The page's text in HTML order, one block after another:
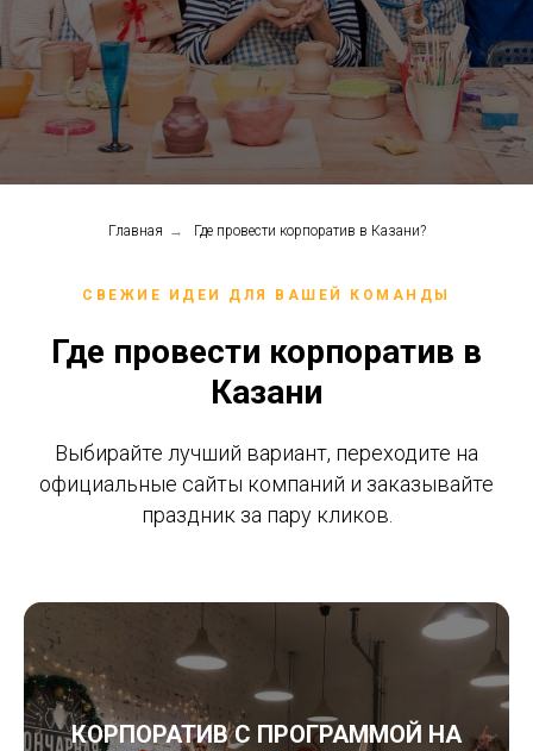
Главная → Где провести корпоратив в Казани?
СВЕЖИЕ ИДЕИ ДЛЯ ВАШЕЙ КОМАНДЫ
Где провести корпоратив в
Казани
Выбирайте лучший вариант, переходите на
официальные сайты компаний и заказывайте
праздник за пару кликов.
КОРПОРАТИВ С ПРОГРАММОЙ НА